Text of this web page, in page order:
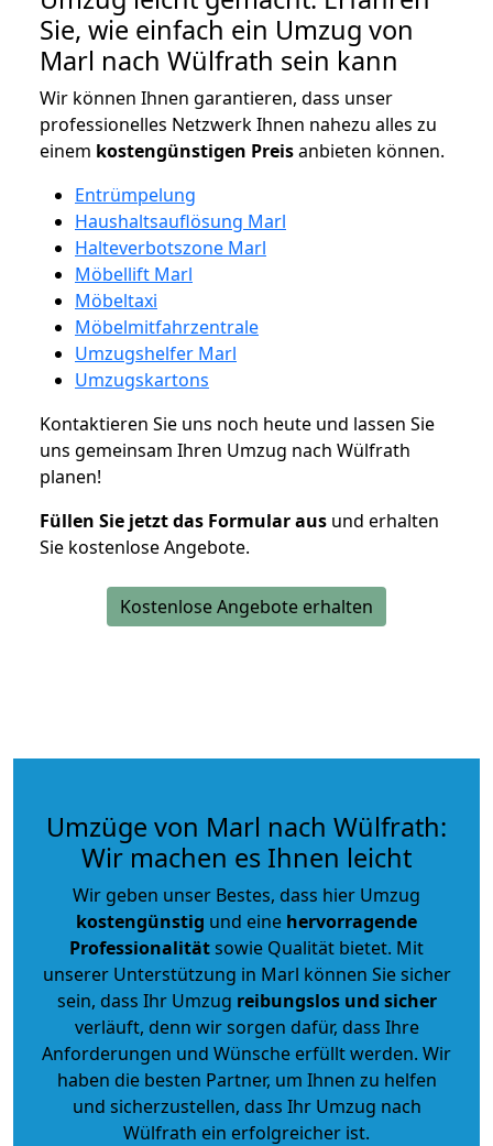
Sie, wie einfach ein Umzug von
Marl nach Wülfrath sein kann
Wir können Ihnen garantieren, dass unser
professionelles Netzwerk Ihnen nahezu alles zu
einem kostengünstigen Preisanbieten können.
Entrümpelung
Haushaltsauflösung Marl
Halteverbotszone Marl
Möbellift Marl
Möbeltaxi
Möbelmitfahrzentrale
Umzugshelfer Marl
Umzugskartons
Kontaktieren Sie uns noch heute und lassen Sie
uns gemeinsam Ihren Umzug nach Wülfrath
planen!
Füllen Sie jetzt das Formular aus und erhalten
Sie kostenlose Angebote.
Kostenlose Angebote erhalten
Umzüge von Marl nach Wülfrath:
Wir machen es Ihnen leicht
Wir geben unser Bestes, dass hier Umzug
kostengünstig und eine hervorragende
Professionalitätsowie Qualität bietet. Mit
unserer Unterstützung in Marl können Sie sicher
sein, dass Ihr Umzug reibungslos und sicher
verläuft, denn wir sorgen dafür, dass Ihre
Anforderungen und Wünsche erfüllt werden. Wir
haben die besten Partner, um Ihnen zu helfen
und sicherzustellen, dass Ihr Umzug nach
Wülfrath ein erfolgreicher ist.